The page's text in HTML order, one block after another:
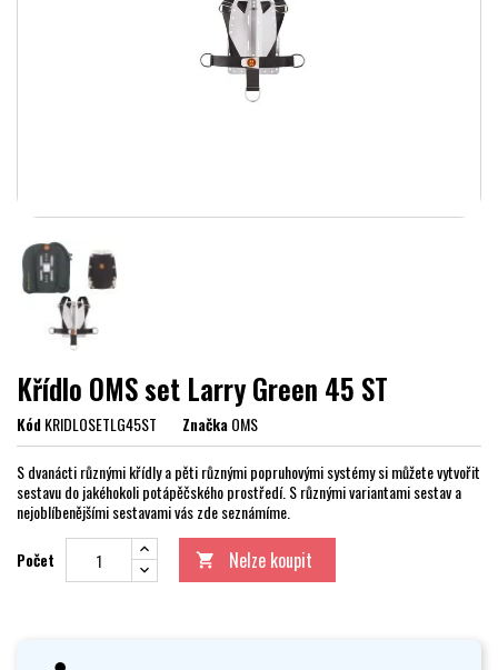
Křídlo OMS set Larry Green 45 ST
KódKRIDLOSETLG45ST ZnačkaOMS
S dvanácti různými křídly a pěti různými popruhovými systémy si můžete vytvořit
sestavu do jakéhokoli potápěčského prostředí. S různými variantami sestav a
nejoblíbenějšími sestavami vás zde seznámíme.
Počet  Nelze koupit